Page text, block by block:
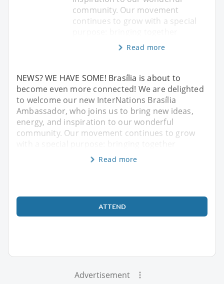
community. Our movement
continues to grow with a special
Read more
NEWS? WE HAVE SOME! Brasília is about to
become even more connected! We are delighted
to welcome our new InterNations Brasília
Ambassador, who joins us to bring new ideas,
energy, and inspiration to our wonderful
community. Our movement continues to grow
Read more
ATTEND
Advertisement